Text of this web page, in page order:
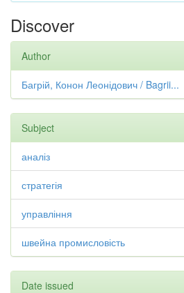
Discover
Author
Багрій, Конон Леонідович / Bagrii...
Subject
аналіз
стратегія
управління
швейна промисловість
Date issued